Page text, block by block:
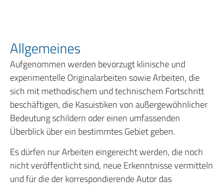
Allgemeines
Aufgenommen werden bevorzugt klinische und
experimentelle Originalarbeiten sowie Arbeiten, die
sich mit methodischem und technischem Fortschritt
beschäftigen, die Kasuistiken von außergewöhnlicher
Bedeutung schildern oder einen umfassenden
Überblick über ein bestimmtes Gebiet geben.
Es dürfen nur Arbeiten eingereicht werden, die noch
nicht veröffentlicht sind, neue Erkenntnisse vermitteln
und für die der korrespondierende Autor das